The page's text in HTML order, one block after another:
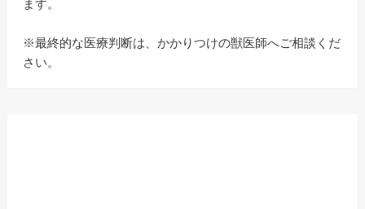
ます。
※最終的な医療判断は、かかりつけの獣医師へご相談くだ
さい。